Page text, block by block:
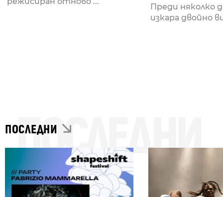
Преди няколко
изкара двойно
ПОСЛЕДНИ
ПОСЛЕДНИ